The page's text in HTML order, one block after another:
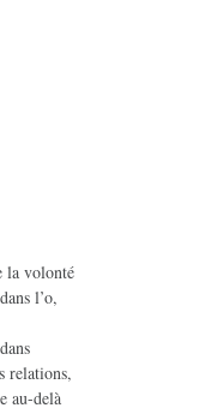
la volonté
l’o,
relations,
au-delà